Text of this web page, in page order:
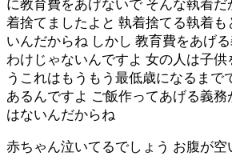
に教育費をあげないで そんな執着
着捨てましたよと 執着捨てる執着も
いんだからね しかし 教育費をあげ
わけじゃないんですよ 女の人は子供
うこれはもうもう最低歳になるまで
あるんですよ ご飯作ってあげる義
はないんだからね
赤ちゃん泣いてるでしょう お腹が空